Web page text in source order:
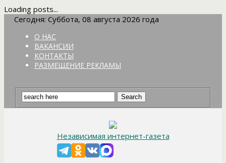
Loading posts...
Сегодня: Суббота, 08 августа 2026 года
О НАС
ВАКАНСИИ
КОНТАКТЫ
РАЗМЕЩЕНИЕ РЕКЛАМЫ
Независимая интернет-газета